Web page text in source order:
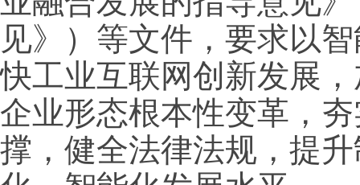
见》）等文件，要求以
快工业互联网创新发展
企业形态根本性变革，
撑，健全法律法规，提